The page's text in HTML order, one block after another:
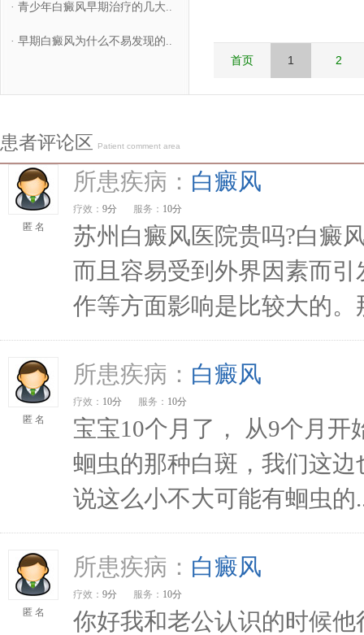
· 青少年白癜风早期治疗的几大..
· 早期白癜风为什么不易发现的..
首页 1 2
患者评论区 Patient comment area
匿 名
所患疾病： 白癜风
疗效： 9分 服务： 10分
苏州白癜风医院贵吗?白癜
而且容易受到外界因素而
作等方面影响是比较大的。
匿 名
所患疾病： 白癜风
疗效： 10分 服务： 10分
宝宝10个月了， 从9个月
蛔虫的那种白斑，我们这
说这么小不大可能有蛔虫的
匿 名
所患疾病： 白癜风
疗效： 9分 服务： 10分
你好我和老公认识的时候